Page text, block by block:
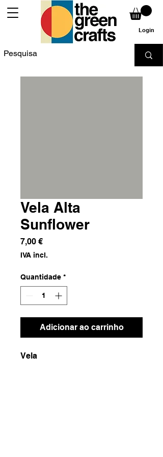
Login
Vela Alta
Sunflower
7,00 €Preço
IVA incl.
Quantidade *
Adicionar ao carrinho
Vela